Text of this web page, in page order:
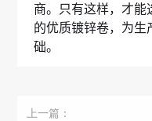
商。只有这样，才能
的优质镀锌卷，为生
础。
上一篇：